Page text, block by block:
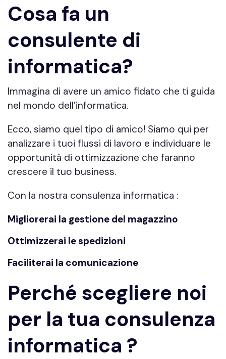
Cosa fa un
consulente di
informatica?
Immagina di avere un amico fidato che ti guida
nel mondo dell’informatica.
Ecco, siamo quel tipo di amico! Siamo qui per
analizzare i tuoi flussi di lavoro e individuare le
opportunità di ottimizzazione che faranno
crescere il tuo business.
Con la nostra consulenza informatica :
Migliorerai la gestione del magazzino
Ottimizzerai le spedizioni
Faciliterai la comunicazione
Perché scegliere noi
per la tua consulenza
informatica ?